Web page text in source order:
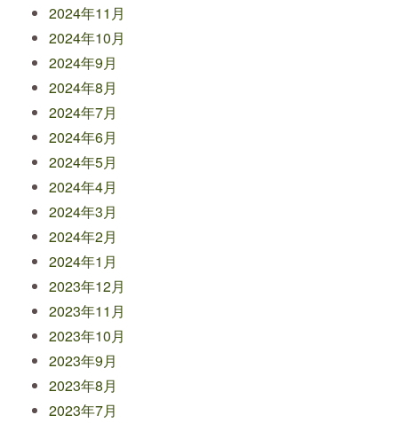
2024年11月
2024年10月
2024年9月
2024年8月
2024年7月
2024年6月
2024年5月
2024年4月
2024年3月
2024年2月
2024年1月
2023年12月
2023年11月
2023年10月
2023年9月
2023年8月
2023年7月